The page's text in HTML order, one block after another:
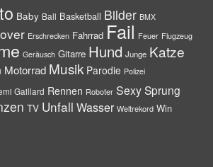
Baby Ball Basketball Bilder BMX
Erschrecken Fahrrad Fail Feuer Flugzeug
Geräusch Gitarre Hund Junge Katze
Motorrad Musik Parodie Polizei
Gaillard Rennen Roboter SexySprung
TV Unfall Wasser Weltrekord Win